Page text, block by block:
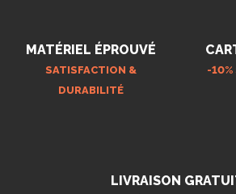
MATÉRIEL ÉPROUVÉ
SATISFACTION &
DURABILITÉ
-10%
LIVRAISON